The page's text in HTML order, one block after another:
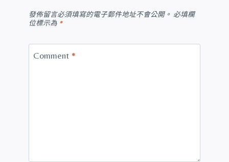
發佈留言必須填寫的電子郵件地址不會公開。 必填欄
位標示為 *
Comment *